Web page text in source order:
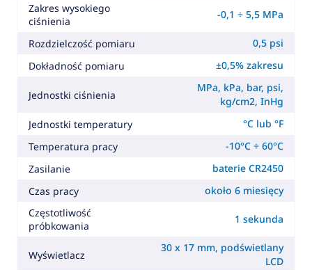
Zakres wysokiego
ciśnienia
-0,1 ÷ 5,5 MPa
Rozdzielczość pomiaru
0,5 psi
Dokładność pomiaru
±0,5% zakresu
Jednostki ciśnienia
MPa, kPa, bar, psi,
kg/cm2, InHg
Jednostki temperatury
°C lub °F
Temperatura pracy
-10°C ÷ 60°C
Zasilanie
baterie CR2450
Czas pracy
około 6 miesięcy
Częstotliwość
próbkowania
1 sekunda
Wyświetlacz
30 x 17 mm, podświetlany
LCD